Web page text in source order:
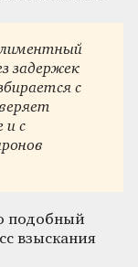
задержек
с
и с
подобный
взыскания